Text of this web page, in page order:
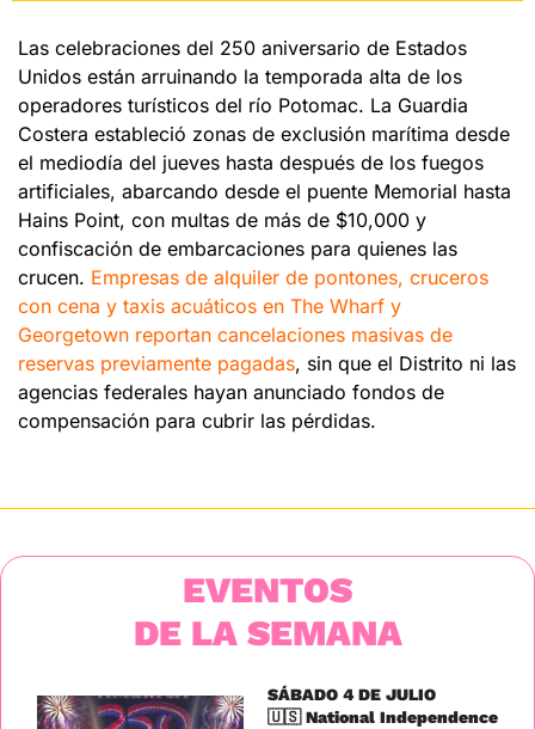
Las celebraciones del 250 aniversario de Estados
Unidos están arruinando la temporada alta de los
operadores turísticos del río Potomac. La Guardia
Costera estableció zonas de exclusión marítima desde
el mediodía del jueves hasta después de los fuegos
artificiales, abarcando desde el puente Memorial hasta
Hains Point, con multas de más de $10,000 y
confiscación de embarcaciones para quienes las
crucen. Empresas de alquiler de pontones, cruceros
con cena y taxis acuáticos en The Wharf y
Georgetown reportan cancelaciones masivas de
reservas previamente pagadas, sin que el Distrito ni las
agencias federales hayan anunciado fondos de
compensación para cubrir las pérdidas.
EVENTOS
DE LA SEMANA
SÁBADO 4 DE JULIO
🇺🇸 National Independence